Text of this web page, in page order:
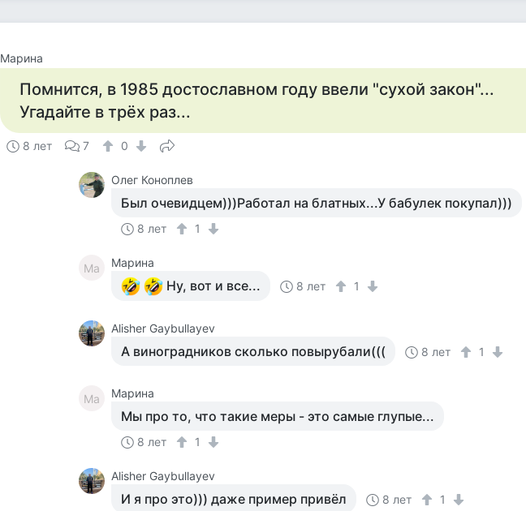
Марина
Помнится, в 1985 достославном году ввели "сухой закон"...
Угадайте в трёх раз...
8 лет 7 0
Олег Коноплев
Был очевидцем)))Работал на блатных...У бабулек покупал)))
8 лет 1
Ма Марина
Ну, вот и все... 8 лет 1
Alisher Gaybullayev
А виноградников сколько повырубали((( 8 лет 1
Ма Марина
Мы про то, что такие меры - это самые глупые...
8 лет 1
Alisher Gaybullayev
И я про это))) даже пример привёл 8 лет 1